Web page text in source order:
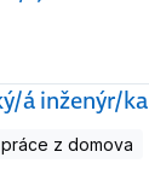
á inženýr/ka
z domova